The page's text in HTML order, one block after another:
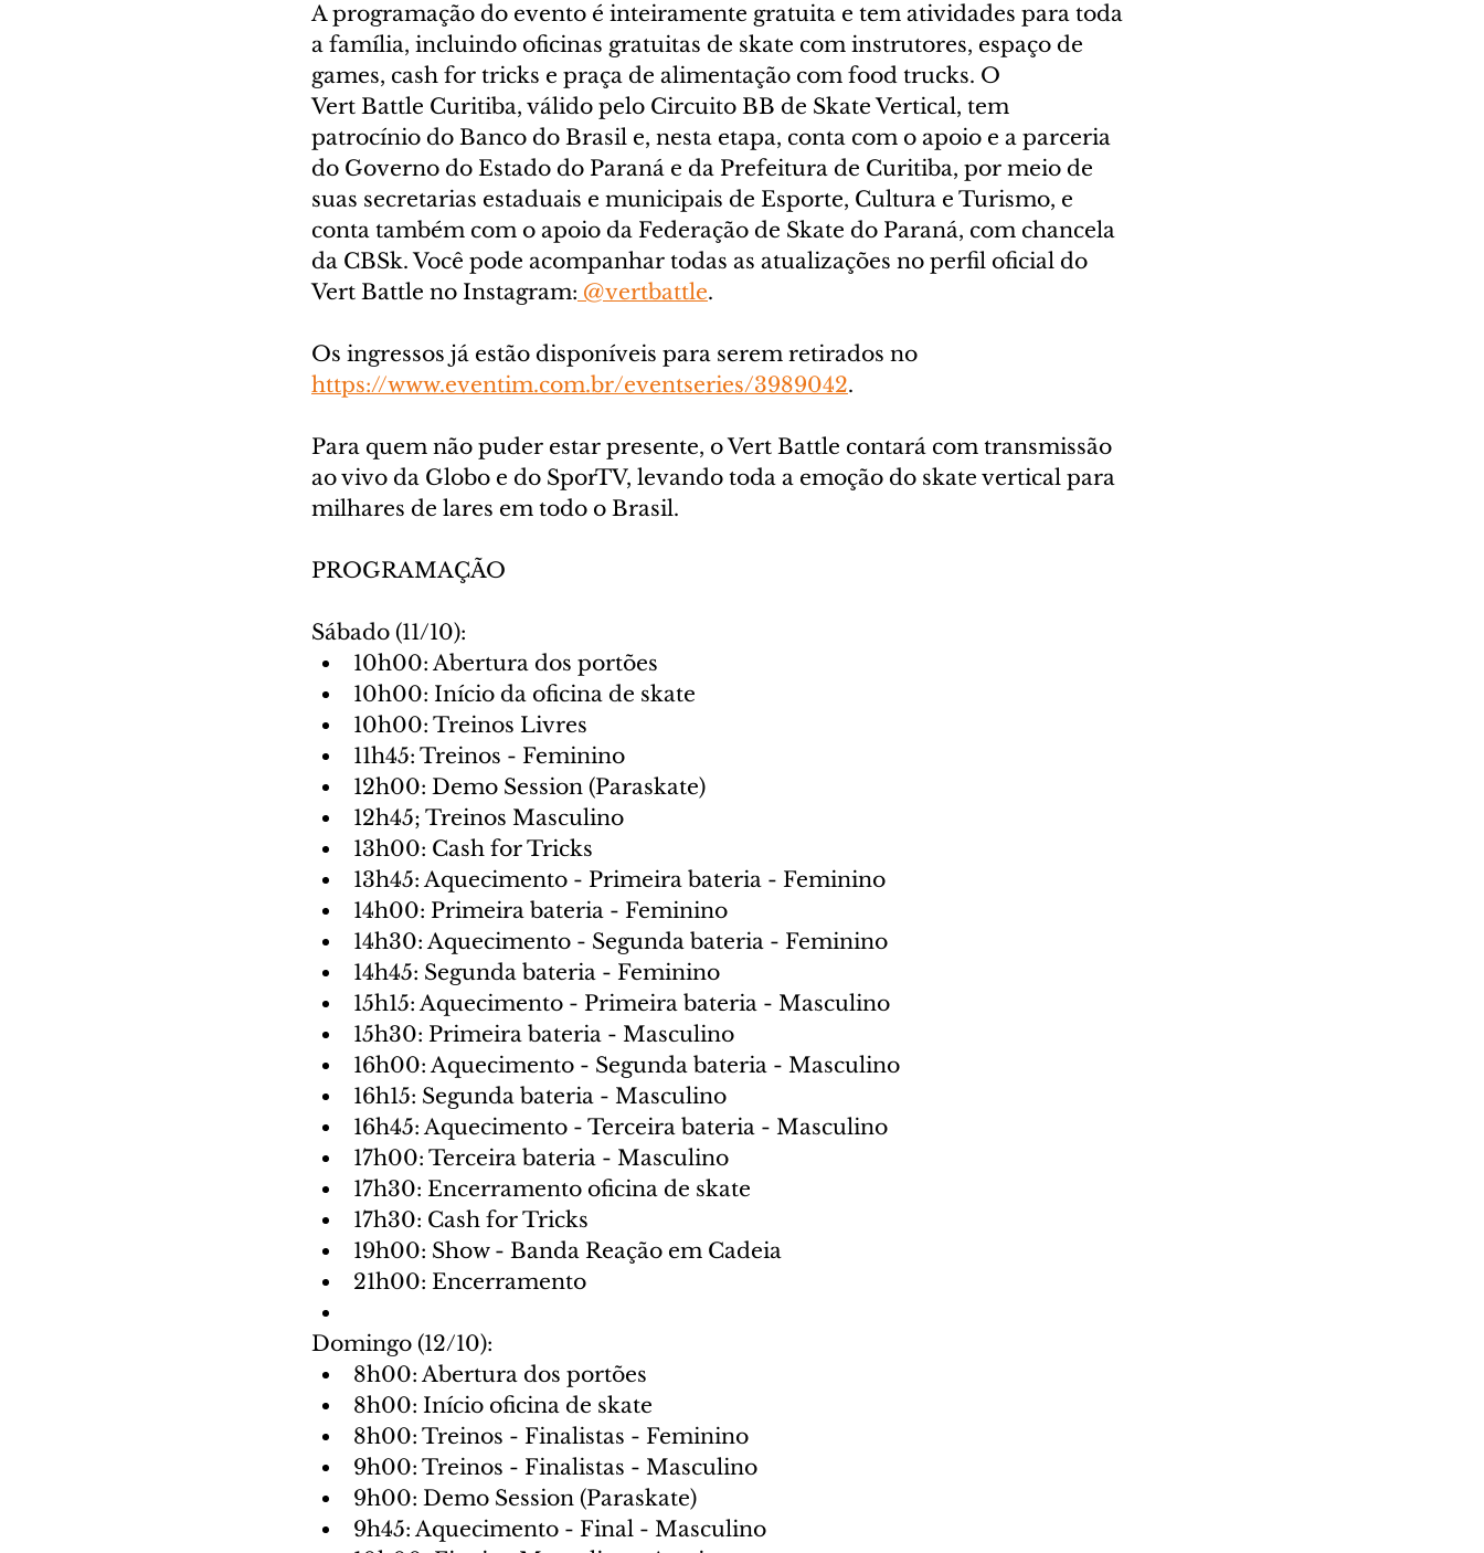
A programação do evento é inteiramente gratuita e tem atividades para toda
a família, incluindo oficinas gratuitas de skate com instrutores, espaço de
games, cash for tricks e praça de alimentação com food trucks. O
Vert Battle Curitiba, válido pelo Circuito BB de Skate Vertical, tem
patrocínio do Banco do Brasil e, nesta etapa, conta com o apoio e a parceria
do Governo do Estado do Paraná e da Prefeitura de Curitiba, por meio de
suas secretarias estaduais e municipais de Esporte, Cultura e Turismo, e
conta também com o apoio da Federação de Skate do Paraná, com chancela
da CBSk. Você pode acompanhar todas as atualizações no perfil oficial do
Vert Battle no Instagram: @vertbattle.
Os ingressos já estão disponíveis para serem retirados no
https://www.eventim.com.br/eventseries/3989042.
Para quem não puder estar presente, o Vert Battle contará com transmissão
ao vivo da Globo e do SporTV, levando toda a emoção do skate vertical para
milhares de lares em todo o Brasil.
PROGRAMAÇÃO
Sábado (11/10):
10h00: Abertura dos portões
10h00: Início da oficina de skate
10h00: Treinos Livres
11h45: Treinos - Feminino
12h00: Demo Session (Paraskate)
12h45; Treinos Masculino
13h00: Cash for Tricks
13h45: Aquecimento - Primeira bateria - Feminino
14h00: Primeira bateria - Feminino
14h30: Aquecimento - Segunda bateria - Feminino
14h45: Segunda bateria - Feminino
15h15: Aquecimento - Primeira bateria - Masculino
15h30: Primeira bateria - Masculino
16h00: Aquecimento - Segunda bateria - Masculino
16h15: Segunda bateria - Masculino
16h45: Aquecimento - Terceira bateria - Masculino
17h00: Terceira bateria - Masculino
17h30: Encerramento oficina de skate
17h30: Cash for Tricks
19h00: Show - Banda Reação em Cadeia
21h00: Encerramento
Domingo (12/10):
8h00: Abertura dos portões
8h00: Início oficina de skate
8h00: Treinos - Finalistas - Feminino
9h00: Treinos - Finalistas - Masculino
9h00: Demo Session (Paraskate)
9h45: Aquecimento - Final - Masculino